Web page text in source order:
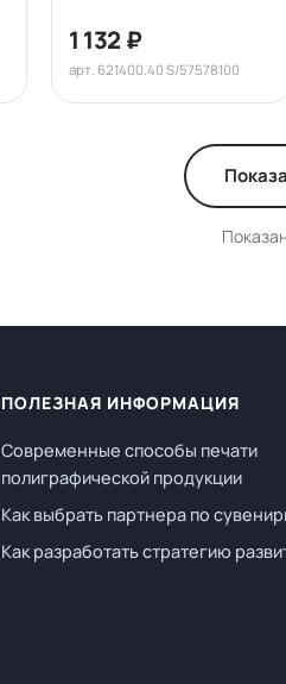
1 132 ₽
арт. 621400.40 S/57578100
ПОЛЕЗНАЯ ИНФОРМАЦИЯ
Современные способы печати
полиграфической продукции
Как выбрать партнера по
Как разработать стратегию